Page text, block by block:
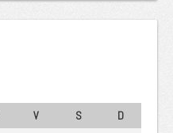
V S
D